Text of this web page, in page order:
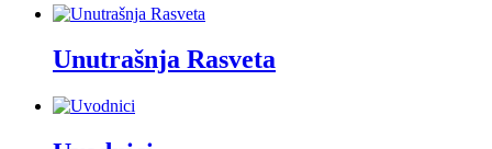
Unutrašnja Rasveta